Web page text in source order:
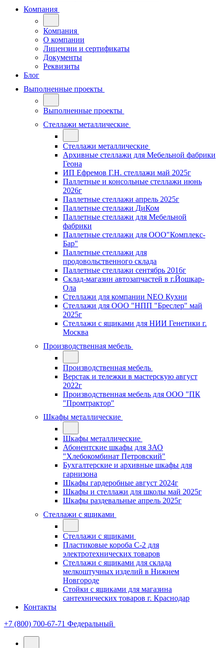
Компания
Компания
О компании
Лицензии и сертификаты
Документы
Реквизиты
Блог
Выполненные проекты
Выполненные проекты
Стеллажи металлические
Стеллажи металлические
Архивные стеллажи для Мебельной фабрики
Геона
ИП Ефремов Г.Н. стеллажи май 2025г
Паллетные и консольные стеллажи июнь
2026г
Паллетные стеллажи апрель 2025г
Паллетные стеллажи ДиКом
Паллетные стеллажи для Мебельной
фабрики
Паллетные стеллажи для ООО"Комплекс-
Бар"
Паллетные стеллажи для
продовольственного склада
Паллетные стеллажи сентябрь 2016г
Склад-магазин автозапчастей в г.Йошкар-
Ола
Стеллажи для компании NEO Кухни
Стеллажи для ООО "НПП "Бреслер" май
2025г
Стеллажи с ящиками для НИИ Генетики г.
Москва
Производственная мебель
Производственная мебель
Верстак и тележки в мастерскую август
2022г
Производственная мебель для ООО "ПК
"Промтрактор"
Шкафы металлические
Шкафы металлические
Абонентские шкафы для ЗАО
"Хлебокомбинат Петровский"
Бухгалтерские и архивные шкафы для
гарнизона
Шкафы гардеробные август 2024г
Шкафы и стеллажи для школы май 2025г
Шкафы раздевальные апрель 2025г
Стеллажи с ящиками
Стеллажи с ящиками
Пластиковые короба С-2 для
электротехнических товаров
Стеллажи с ящиками для склада
мелкоштучных изделий в Нижнем
Новгороде
Стойки с ящиками для магазина
сантехнических товаров г. Краснодар
Контакты
+7 (800) 700-67-71 Федеральный